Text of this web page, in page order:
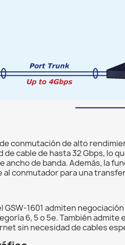
conmutación de alto
cable de hasta 32 Gbps, lo
de banda. Además, la
conmutador para una
1601 admiten
6, 5 o 5e. También
sin necesidad de cables